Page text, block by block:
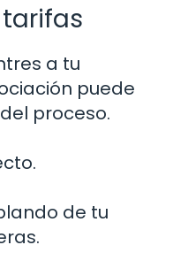
a tu
puede
proceso.
de tu